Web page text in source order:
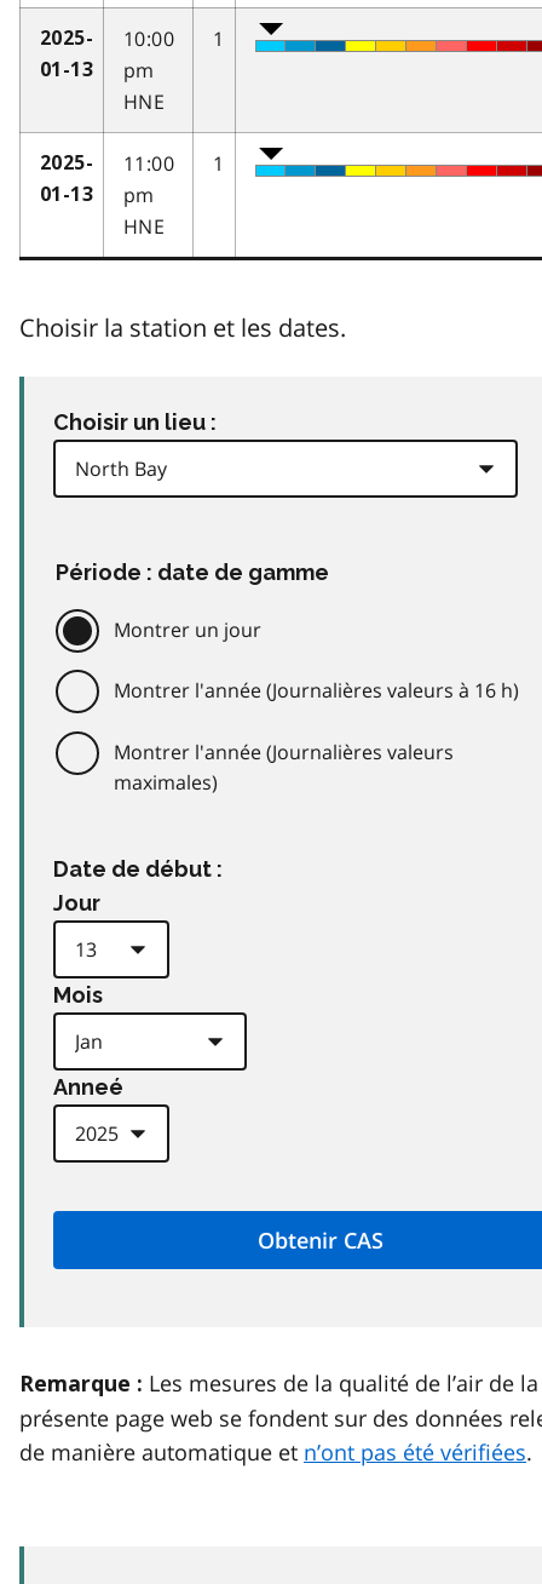
2025-
01-13
10:00
pm
HNE
1
2025-
01-13
11:00
pm
HNE
1
Choisir la station et les dates.
Choisir un lieu :
Période : date de gamme
Montrer un jour
Montrer l'année (Journalières valeurs à 16 h)
Montrer l'année (Journalières valeurs
maximales)
Date de début :
Jour
Mois
Anneé
Remarque : Les mesures de la qualité de l’air de la
présente page web se fondent sur des données
de manière automatique et n’ont pas été vérifiées.